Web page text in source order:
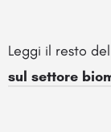
Leggi il resto
sul settore